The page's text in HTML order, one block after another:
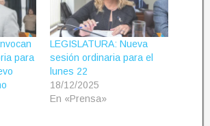
para
LEGISLATURA: Nueva
sesión ordinaria para el
lunes 22
18/12/2025
En «Prensa»